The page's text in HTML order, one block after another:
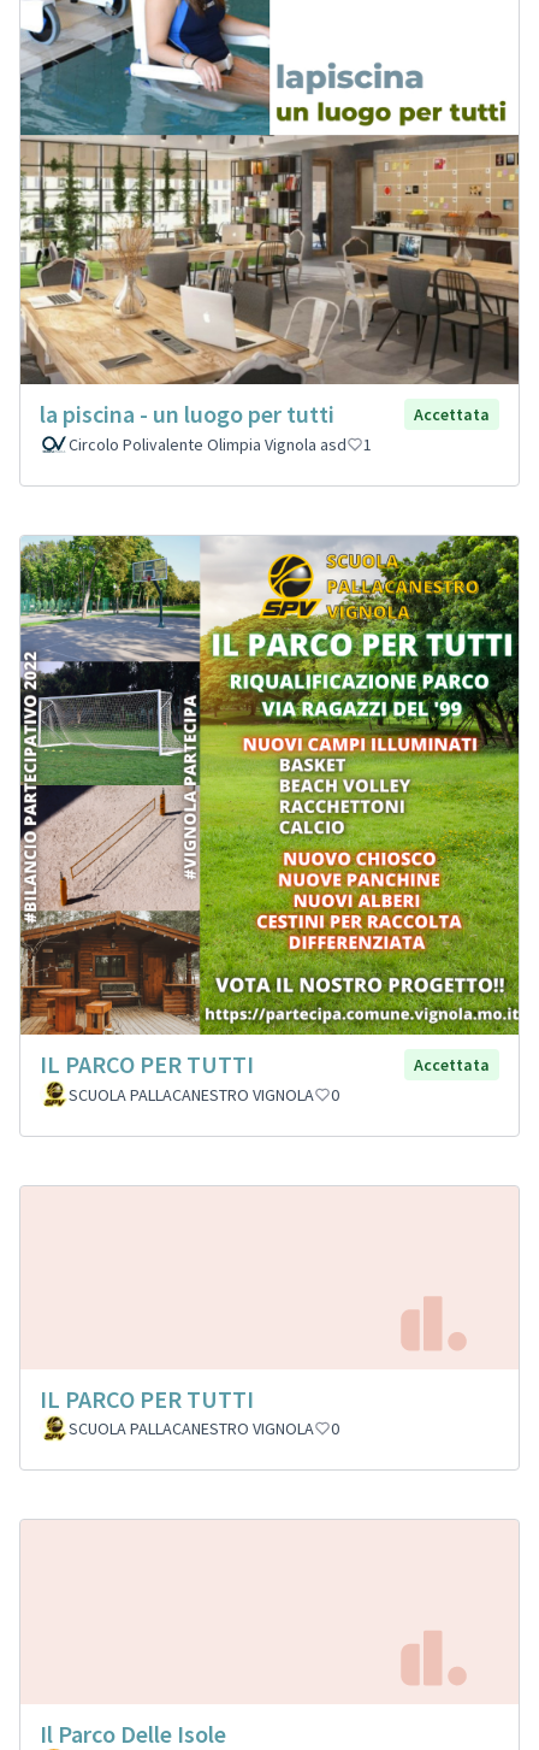
la piscina - un luogo per tutti
Accettata
Circolo Polivalente Olimpia Vignola asd
1
IL PARCO PER TUTTI
Accettata
SCUOLA PALLACANESTRO VIGNOLA
0
IL PARCO PER TUTTI
SCUOLA PALLACANESTRO VIGNOLA 0
Il Parco Delle Isole